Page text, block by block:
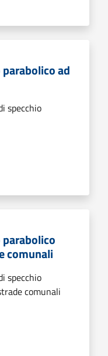
ad
specchio
comunali
specchio
comunali